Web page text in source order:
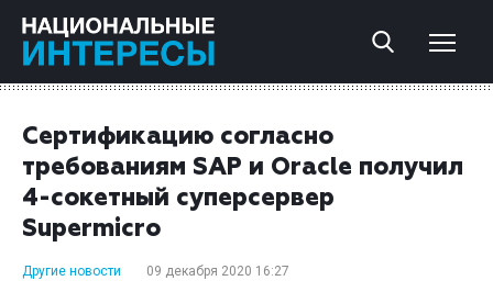
Сертификацию согласно
требованиям SAP и Oracle получил
4-сокетный суперсервер
Supermicro
Другие новости 09 декабря 2020 16:27